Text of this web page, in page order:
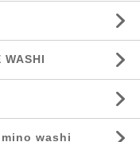
WASHI
washi